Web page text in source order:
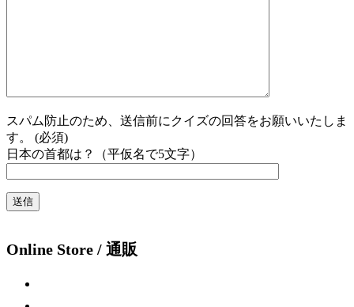
スパム防止のため、送信前にクイズの回答をお願いいたしま
す。 (必須)
日本の首都は？（平仮名で5文字）
Online Store / 通販